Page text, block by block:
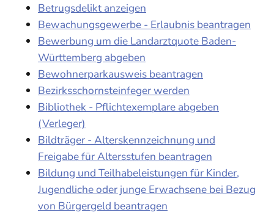
Betrugsdelikt anzeigen
Bewachungsgewerbe - Erlaubnis beantragen
Bewerbung um die Landarztquote Baden-
Württemberg abgeben
Bewohnerparkausweis beantragen
Bezirksschornsteinfeger werden
Bibliothek - Pflichtexemplare abgeben
(Verleger)
Bildträger - Alterskennzeichnung und
Freigabe für Altersstufen beantragen
Bildung und Teilhabeleistungen für Kinder,
Jugendliche oder junge Erwachsene bei Bezug
von Bürgergeld beantragen